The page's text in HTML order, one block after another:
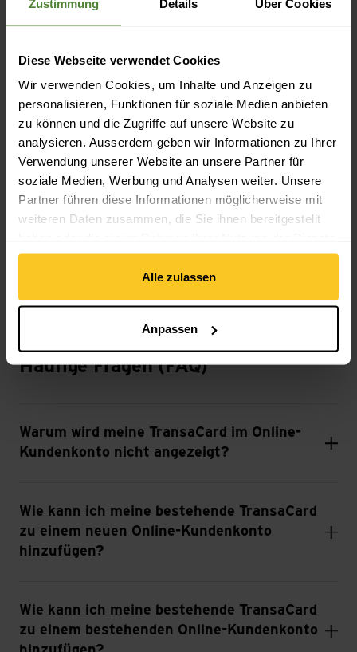
Zustimmung Details Über Cookies
Diese Webseite verwendet Cookies
Wir verwenden Cookies, um Inhalte und Anzeigen zu
personalisieren, Funktionen für soziale Medien anbieten
zu können und die Zugriffe auf unsere Website zu
analysieren. Ausserdem geben wir Informationen zu Ihrer
Verwendung unserer Website an unsere Partner für
soziale Medien, Werbung und Analysen weiter. Unsere
Partner führen diese Informationen möglicherweise mit
weiteren Daten zusammen, die Sie ihnen bereitgestellt
gesammelt haben.
Alle zulassen
Anpassen
100 CHF RABATT AUF DEINE AFRIKAREISE
africa design travel
Jetzt profitieren
15% ERMÄSSIGUNG AUF DEIN TICKET
European Outdoor Film Tour
(EOFT)
Jetzt profitieren
15% ERMÄSSIGUNG AUF DEIN TICKET
Banff Center Mountain Film
Festival
15% ERMÄSSIGUNG AUF DEIN TICKET
International Ocean Film Tour
Jetzt profitieren
Häufige Fragen (FAQ)
Warum wird meine TransaCard im Online-
Kundenkonto nicht angezeigt?
Wie kann ich meine bestehende TransaCard
zu einem neuen Online-Kundenkonto
hinzufügen?
Wie kann ich meine bestehende TransaCard
zu einem bestehenden Online-Kundenkonto